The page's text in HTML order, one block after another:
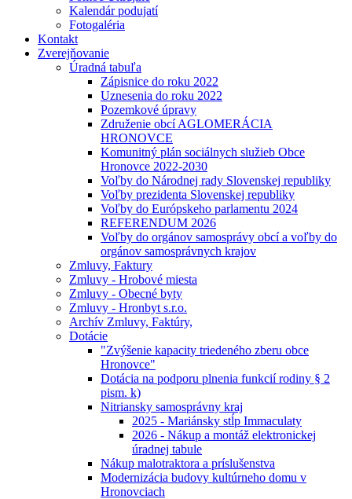
Kalendár podujatí
Fotogaléria
Kontakt
Zverejňovanie
Úradná tabuľa
Zápisnice do roku 2022
Uznesenia do roku 2022
Pozemkové úpravy
Združenie obcí AGLOMERÁCIA
HRONOVCE
Komunitný plán sociálnych služieb Obce
Hronovce 2022-2030
Voľby do Národnej rady Slovenskej republiky
Voľby prezidenta Slovenskej republiky
Voľby do Európskeho parlamentu 2024
REFERENDUM 2026
Voľby do orgánov samosprávy obcí a voľby do
orgánov samosprávnych krajov
Zmluvy, Faktury
Zmluvy - Hrobové miesta
Zmluvy - Obecné byty
Zmluvy - Hronbyt s.r.o.
Archív Zmluvy, Faktúry,
Dotácie
"Zvýšenie kapacity triedeného zberu obce
Hronovce"
Dotácia na podporu plnenia funkcií rodiny § 2
pism. k)
Nitriansky samosprávny kraj
2025 - Mariánsky stĺp Immaculaty
2026 - Nákup a montáž elektronickej
úradnej tabule
Nákup malotraktora a príslušenstva
Modernizácia budovy kultúrneho domu v
Hronovciach